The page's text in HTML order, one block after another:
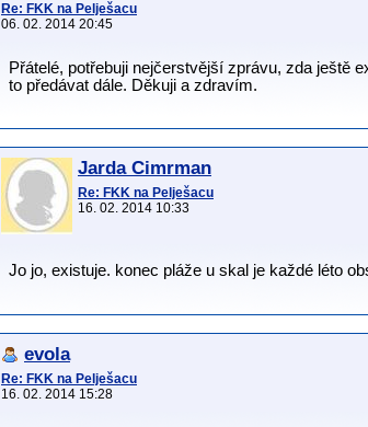
Re: FKK na Pelješacu
06. 02. 2014 20:45
Přátelé, potřebuji nejčerstvější zprávu, zda ještě
to předávat dále. Děkuji a zdravím.
Jarda Cimrman
Re: FKK na Pelješacu
16. 02. 2014 10:33
Jo jo, existuje. konec pláže u skal je každé léto
evola
Re: FKK na Pelješacu
16. 02. 2014 15:28